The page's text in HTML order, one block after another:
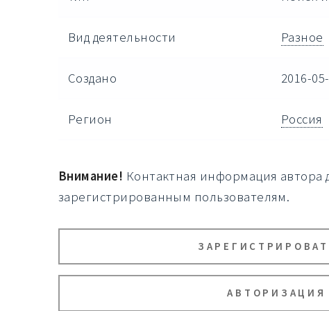
Вид деятельности Разное
Создано 2016-
Регион Россия
Внимание! Контактная информация автора
зарегистрированным пользователям.
АВТОРИЗАЦИЯ